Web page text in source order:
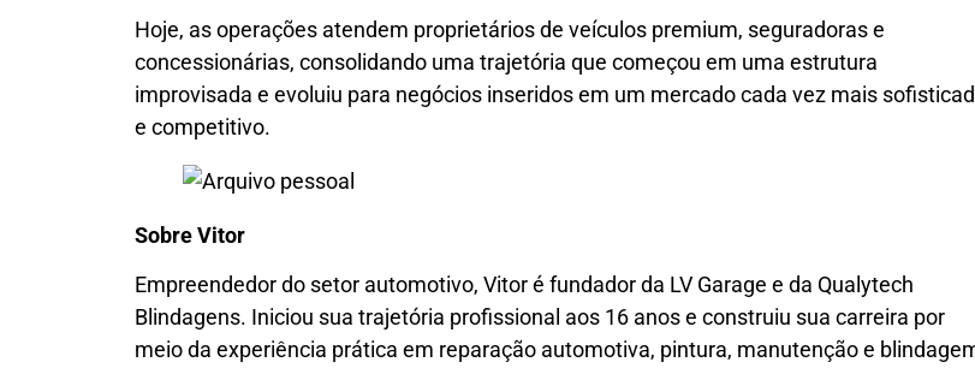
Hoje, as operações atendem proprietários de veículos premium, seguradoras e
concessionárias, consolidando uma trajetória que começou em uma estrutura
improvisada e evoluiu para negócios inseridos em um mercado cada vez mais
e competitivo.
Sobre Vitor
Empreendedor do setor automotivo, Vitor é fundador da LV Garage e da Qualytech
Blindagens. Iniciou sua trajetória profissional aos 16 anos e construiu sua carreira por
meio da experiência prática em reparação automotiva, pintura, manutenção e